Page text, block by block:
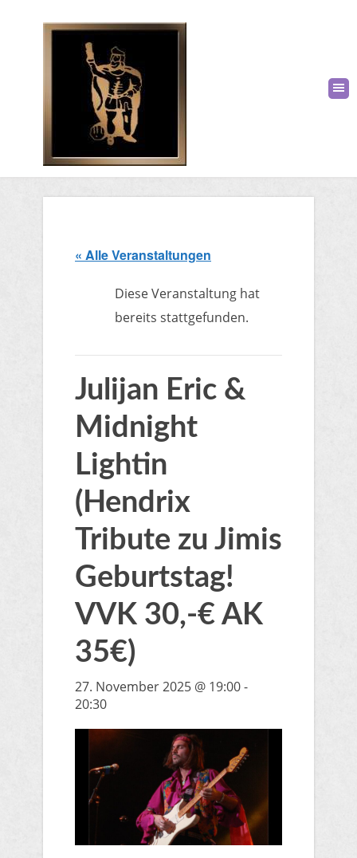
« Alle Veranstaltungen
Diese Veranstaltung hat
bereits stattgefunden.
Julijan Eric &
Midnight
Lightin
(Hendrix
Tribute zu Jimis
Geburtstag!
VVK 30,-€ AK
35€)
27. November 2025 @ 19:00-
20:30